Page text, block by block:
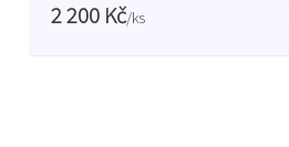
2 200 Kč/ks